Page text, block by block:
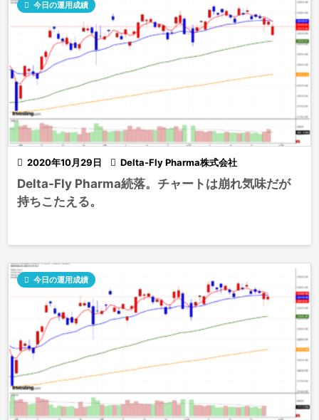
 2020年10月29日
 今日の運用成績
 Delta-Fly Pharma株式会社
Delta-Fly Pharma続落。チャートは崩れ気味だが
持ちこたえる。
 今日の運用成績